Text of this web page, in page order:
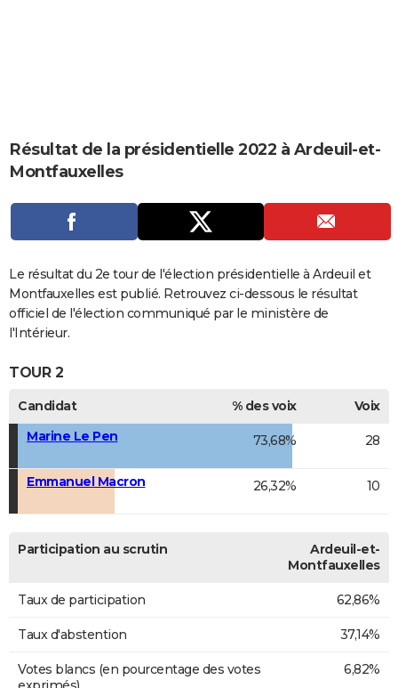
DICTIONNAIRE
PROGRAMME TV
COPAINS D'AVANT
S'inscrire
Se connecter
Lycées
Collèges
Primaires
Universités
Entreprises
Service militaire
Avis de recherche
AVIS DE DÉCÈS
FORUM
Bricolage
Lifestyle
Culture
Sport
Auto
Television
Voyage
Cinema
Résultat de la présidentielle 2022 à Ardeuil-et-
Montfauxelles
Le résultat du 2e tour de l'élection présidentielle à Ardeuil et
Montfauxelles est publié. Retrouvez ci-dessous le résultat
officiel de l'élection communiqué par le ministère de
l'Intérieur.
TOUR 2
Candidat % des voix
Voix
Marine Le Pen
73,68% 28
Emmanuel Macron 26,32% 10
Participation au scrutin
Ardeuil-et-
Montfauxelles
Taux de participation 62,86%
Taux d'abstention 37,14%
Votes blancs (en pourcentage des votes
6,82%